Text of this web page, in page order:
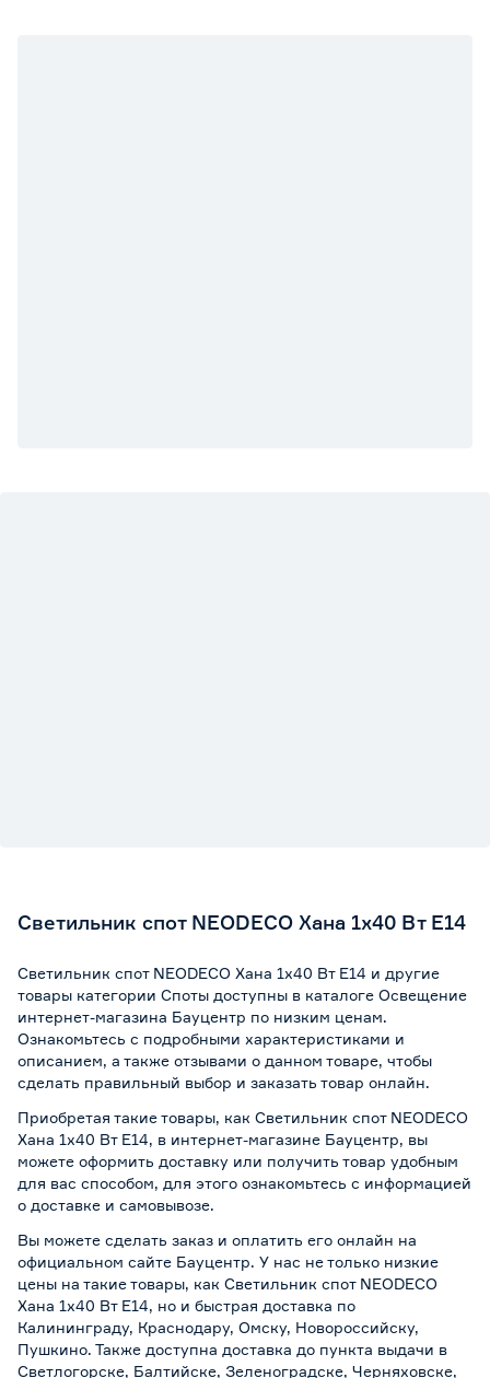
Светильник спот NEODECO Хана 1х40 Вт Е14
Светильник спот NEODECO Хана 1х40 Вт Е14 и другие
товары категории Споты доступны в каталоге Освещение
интернет-магазина Бауцентр по низким ценам.
Ознакомьтесь с подробными характеристиками и
описанием, а также отзывами о данном товаре, чтобы
сделать правильный выбор и заказать товар онлайн.
Приобретая такие товары, как Светильник спот NEODECO
Хана 1х40 Вт Е14, в интернет-магазине Бауцентр, вы
можете оформить доставку или получить товар удобным
для вас способом, для этого ознакомьтесь с информацией
о доставке и самовывозе.
Вы можете сделать заказ и оплатить его онлайн на
официальном сайте Бауцентр. У нас не только низкие
цены на такие товары, как Светильник спот NEODECO
Хана 1х40 Вт Е14, но и быстрая доставка по
Калининграду, Краснодару, Омску, Новороссийску,
Пушкино. Также доступна доставка до пункта выдачи в
Светлогорске, Балтийске, Зеленоградске, Черняховске,